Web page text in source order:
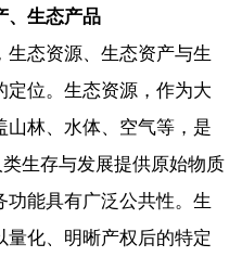
、生态产品
态资源、生态资产与生
定位。生态资源，作为大
山林、水体、空气等，是
生存与发展提供原始物质
能具有广泛公共性。生
化、明晰产权后的特定